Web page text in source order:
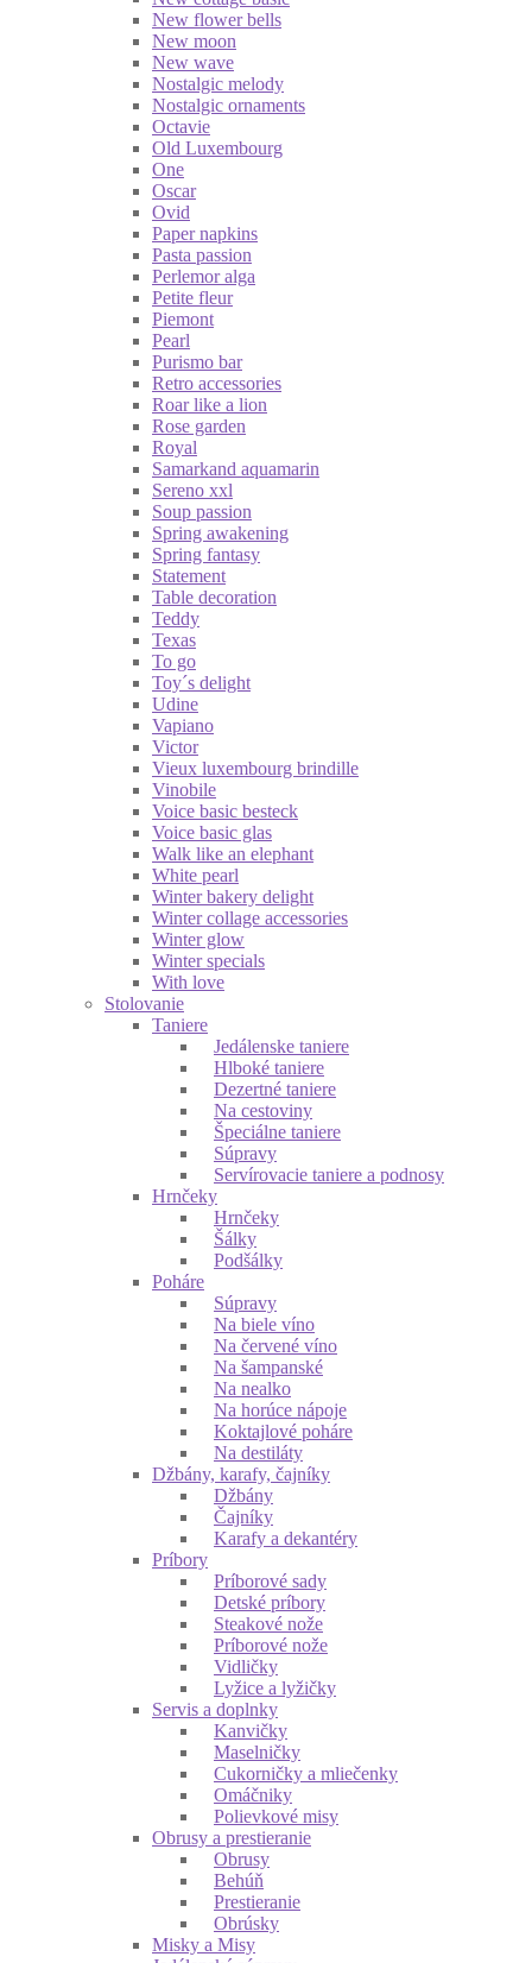
New flower bells
New moon
New wave
Nostalgic melody
Nostalgic ornaments
Octavie
Old Luxembourg
One
Oscar
Ovid
Paper napkins
Pasta passion
Perlemor alga
Petite fleur
Piemont
Pearl
Purismo bar
Retro accessories
Roar like a lion
Rose garden
Royal
Samarkand aquamarin
Sereno xxl
Soup passion
Spring awakening
Spring fantasy
Statement
Table decoration
Teddy
Texas
To go
Toy´s delight
Udine
Vapiano
Victor
Vieux luxembourg brindille
Vinobile
Voice basic besteck
Voice basic glas
Walk like an elephant
White pearl
Winter bakery delight
Winter collage accessories
Winter glow
Winter specials
With love
Stolovanie
Taniere
Jedálenske taniere
Hlboké taniere
Dezertné taniere
Na cestoviny
Špeciálne taniere
Súpravy
Servírovacie taniere a podnosy
Hrnčeky
Hrnčeky
Šálky
Podšálky
Poháre
Súpravy
Na biele víno
Na červené víno
Na šampanské
Na nealko
Na horúce nápoje
Koktajlové poháre
Na destiláty
Džbány, karafy, čajníky
Džbány
Čajníky
Karafy a dekantéry
Príbory
Príborové sady
Detské príbory
Steakové nože
Príborové nože
Vidličky
Lyžice a lyžičky
Servis a doplnky
Kanvičky
Maselničky
Cukorničky a mliečenky
Omáčniky
Polievkové misy
Obrusy a prestieranie
Obrusy
Behúň
Prestieranie
Obrúsky
Misky a Misy